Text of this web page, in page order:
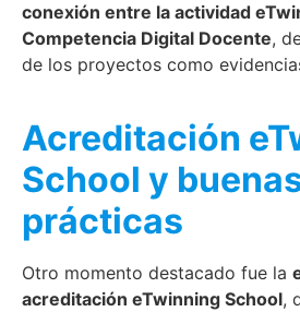
conexión entre la actividad
Competencia Digital Docente,
de los proyectos como
Acreditación
School y
prácticas
Otro momento destacado fue la
acreditación eTwinning School,